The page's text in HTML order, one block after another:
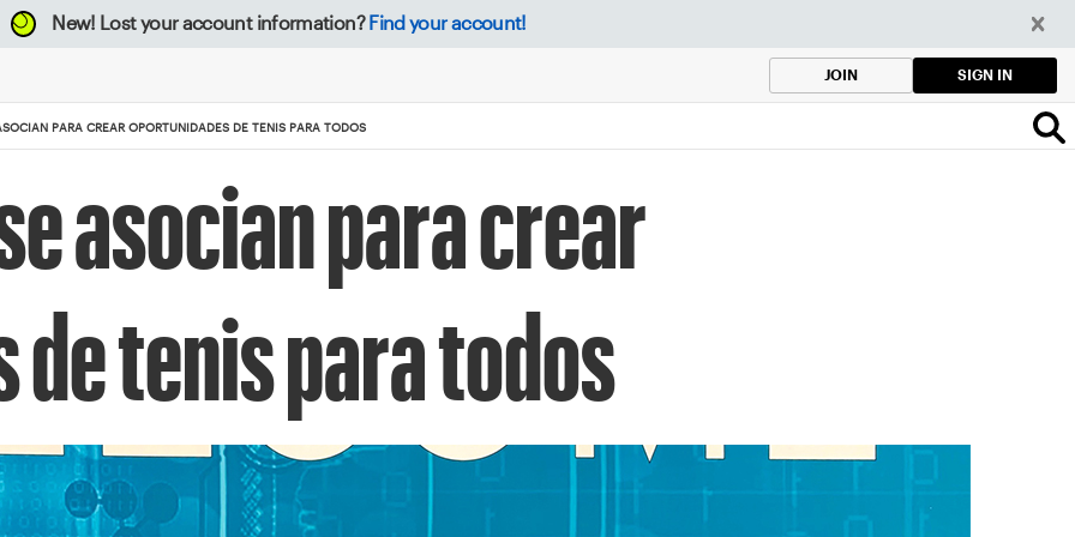
New! Lost your account information? Find your account!
JOIN SIGN IN
PARA CREAR OPORTUNIDADES DE TENIS PARA TODOS
asocian para crear
tenis para todos